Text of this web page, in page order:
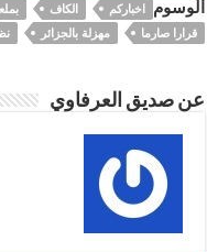
الوسوم اخباركم الكاف بملعب 5
قرارا صارما
مهزلة بالجزائر
عن صديق العرفاوي